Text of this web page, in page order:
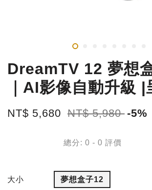
DreamTV 12 夢想
｜AI影像自動升級 |
NT$ 5,680 NT$ 5,980 -5%
總分: 0 - 0 評價
大小 夢想盒子12